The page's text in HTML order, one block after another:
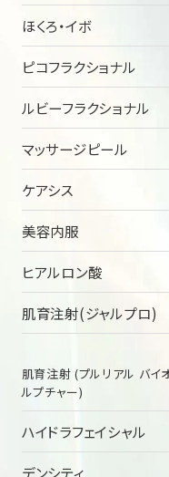
ほくろ・イボ
ピコフラクショナル
ルビーフラクショナル
マッサージピール
ケアシス
美容内服
ヒアルロン酸
肌育注射(ジャルプロ)
肌育注射 (プルリアル バイ
ルプチャー)
ハイドラフェイシャル
デンシティ